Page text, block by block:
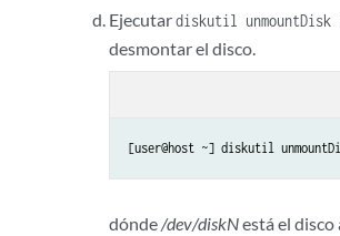
Ejecutardiskutil unmountDisk
desmontar el disco.
[user@host ~] diskutil
dónde/dev/diskNestá el disco